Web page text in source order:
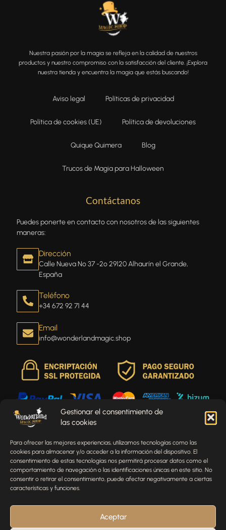
Gestionar el consentimiento de
las cookies
Para ofrecer las mejores experiencias, utilizamos tecnologías como las
cookies para almacenar y/o acceder a la información del dispositivo. El
consentimiento de estas tecnologías nos permitirá procesar datos como el
comportamiento de navegación o las identificaciones únicas en este sitio. No
consentir o retirar el consentimiento, puede afectar negativamente a ciertas
características y funciones.
Aceptar
Contáctanos
Puedes ponerte en contacto con nosotros de las siguientes
maneras:
Dirección
Calle Nueva Nº 37 -2º 29120 Alhaurín el Grande,
España
Teléfono
+34 672 92 71 44
Email
info@wonderlandmagic.shop
Nuestra pasión por la magia se refleja en la calidad de nuestros
productos y nuestro compromiso con la satisfacción del cliente. ¡Explora
nuestra tienda y encuentra la magia que estás buscando!
Aviso legal Políticas de privacidad
Política de cookies (UE) Política de devoluciones
Quique Quimera Blog
Trucos de Magia para Halloween
Envíenos un mensaje
¿Tienes alguna pregunta, comentario o necesitas ayuda
con tu pedido? Estamos aquí para ayudarte.
NOMBRE